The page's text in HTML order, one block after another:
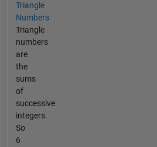
Triangle
Numbers
Triangle
numbers
are
the
sums
of
successive
integers.
So
6